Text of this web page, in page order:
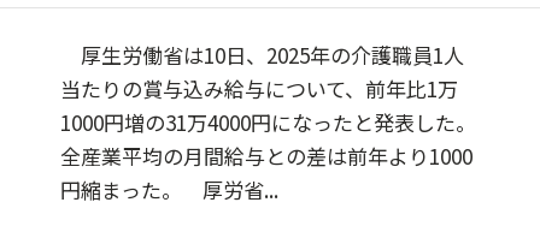
厚生労働省は10日、2025年の介護職員1人
当たりの賞与込み給与について、前年比1万
1000円増の31万4000円になったと発表した。
全産業平均の月間給与との差は前年より1000
円縮まった。 厚労省...